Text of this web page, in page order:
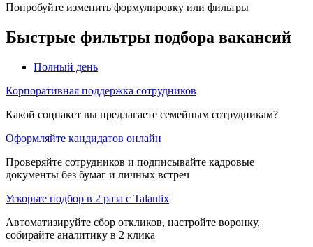
Попробуйте изменить формулировку или фильтры
Быстрые фильтры подбора вакансий
Полный день
Корпоративная поддержка сотрудников
Какой соцпакет вы предлагаете семейным сотрудникам?
Оформляйте кандидатов онлайн
Проверяйте сотрудников и подписывайте кадровые
документы без бумаг и личных встреч
Ускорьте подбор в 2 раза с Talantix
Автоматизируйте сбор откликов, настройте воронку,
собирайте аналитику в 2 клика